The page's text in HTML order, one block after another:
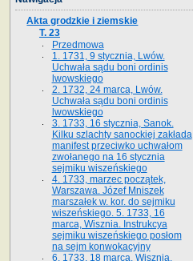
Akta grodzkie i ziemskie
T. 23
Przedmowa
1. 1731, 9 stycznia, Lwów.
Uchwała sądu boni ordinis
lwowskiego
2. 1732, 24 marca, Lwów.
Uchwała sądu boni ordinis
lwowskiego
3. 1733, 16 stycznia, Sanok.
Kilku szlachty sanockiej zakłada
manifest przeciwko uchwałom
zwołanego na 16 stycz­nia
sejmiku wiszeńskiego
4. 1733, marzec początek,
Warszawa. Józef Mniszek
marszałek w. kor. do sejmiku
wiszeńskiego. 5. 1733, 16
marca, Wisznia. Instrukcya
sejmiku wiszeńskiego posłom
na sejm konwokacyjny
6. 1733, 18 marca, Wisznia.